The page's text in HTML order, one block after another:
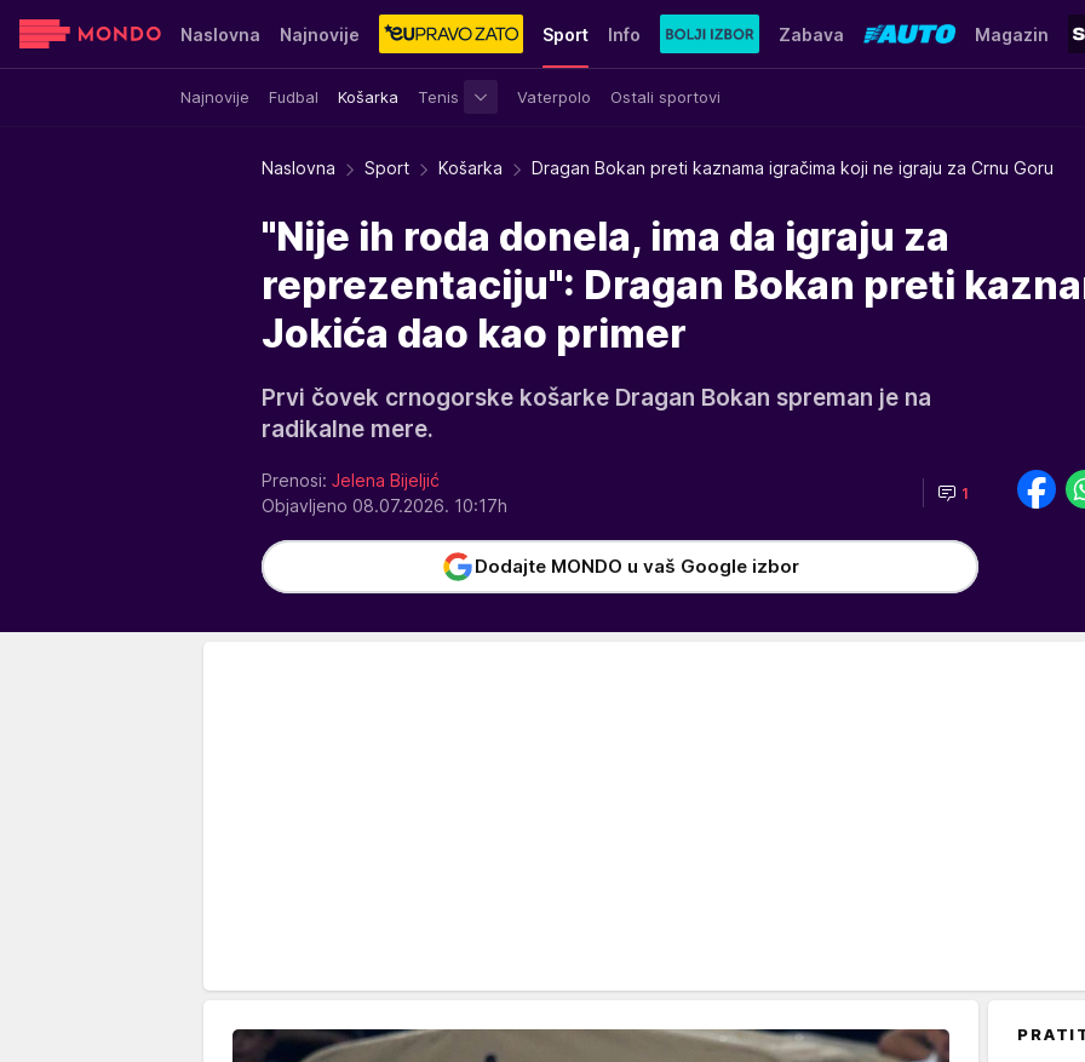
Naslovna Najnovije Sport
Najnovije Fudbal Košarka Tenis Vaterpolo Ostali sportovi
Info Zabava Magazin
Sensa Stvar ukusa Yumama
Naslovna Sport Košarka Dragan Bokan preti kaznama igračima koji ne igraju za Crnu Goru
"Nije ih roda donela, ima da igraju za
reprezentaciju": Dragan Bokan preti
Jokića dao kao primer
Prvi čovek crnogorske košarke Dragan Bokan spreman je na
radikalne mere.
Prenosi: Jelena Bijeljić
Objavljeno 08.07.2026. 10:17h
1
Dodajte MONDO u vaš Google izbor